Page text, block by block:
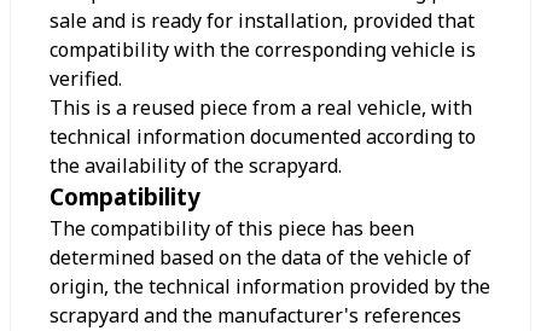
sale and is ready for installation, provided that
compatibility with the corresponding vehicle is
verified.
This is a reused piece from a real vehicle, with
technical information documented according to
the availability of the scrapyard.
Compatibility
The compatibility of this piece has been
determined based on the data of the vehicle of
origin, the technical information provided by the
scrapyard and the manufacturer's references